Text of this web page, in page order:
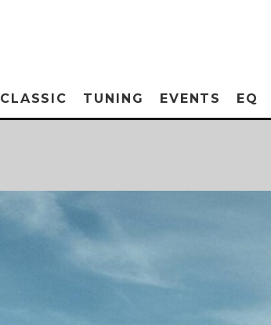
CLASSIC TUNING EVENTS EQ